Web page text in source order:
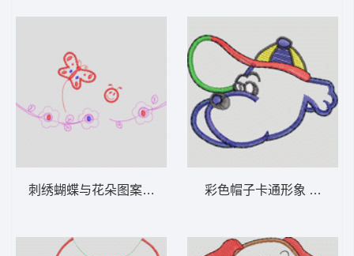
刺绣蝴蝶与花朵图案 卡通童装章标贴布 彩色帽子卡通